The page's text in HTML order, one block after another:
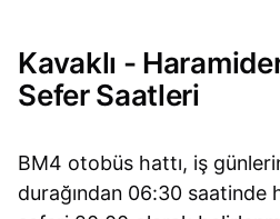
Kavaklı -
Sefer Saatleri
BM4 otobüs hattı, iş
durağından 06:30 saatinde